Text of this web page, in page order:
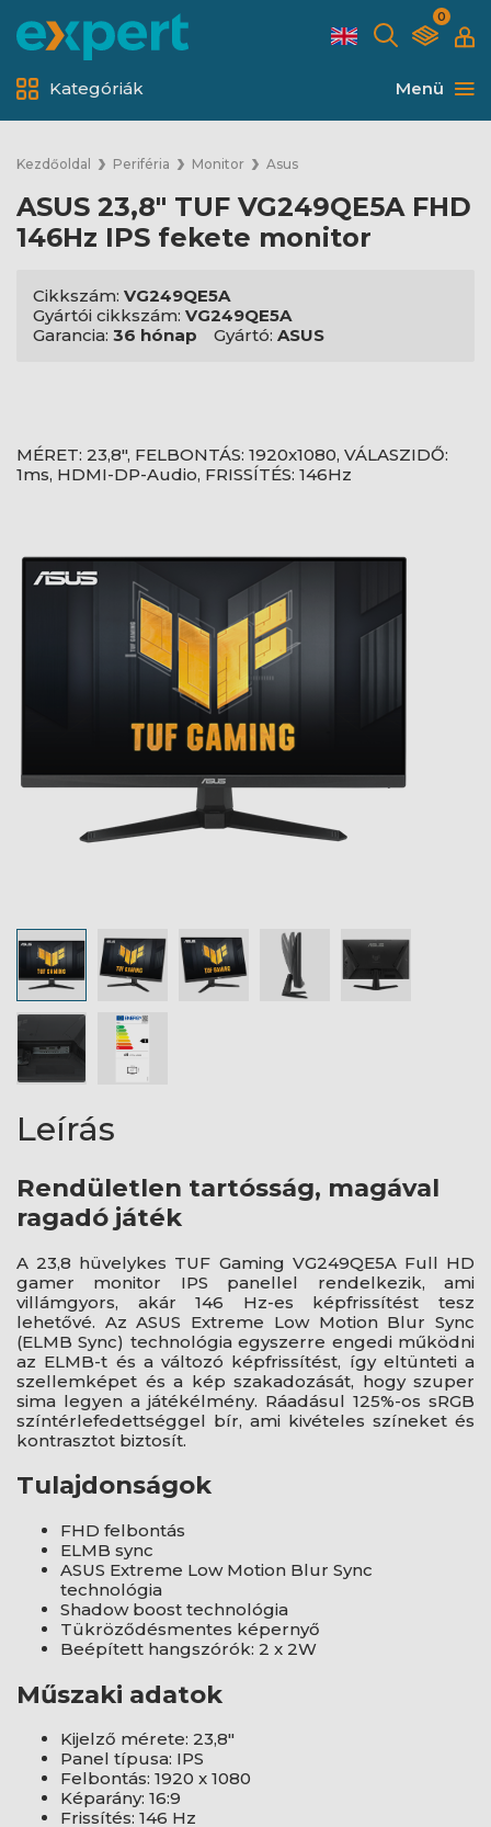
0
Menü
Kategóriák
Kezdőoldal Periféria Monitor Asus
ASUS 23,8" TUF VG249QE5A FHD
146Hz IPS fekete monitor
Cikkszám: VG249QE5A
Gyártói cikkszám: VG249QE5A
Garancia: 36 hónap Gyártó: ASUS
MÉRET: 23,8", FELBONTÁS: 1920x1080, VÁLASZIDŐ:
1ms, HDMI-DP-Audio, FRISSÍTÉS: 146Hz
Leírás
Rendületlen tartósság, magával
ragadó játék
A 23,8 hüvelykes TUF Gaming VG249QE5A Full HD
gamer monitor IPS panellel rendelkezik, ami
villámgyors, akár 146 Hz-es képfrissítést tesz
lehetővé. Az ASUS Extreme Low Motion Blur Sync
(ELMB Sync) technológia egyszerre engedi működni
az ELMB-t és a változó képfrissítést, így eltünteti a
szellemképet és a kép szakadozását, hogy szuper
sima legyen a játékélmény. Ráadásul 125%-os sRGB
színtérlefedettséggel bír, ami kivételes színeket és
kontrasztot biztosít.
Tulajdonságok
FHD felbontás
ELMB sync
ASUS Extreme Low Motion Blur Sync
technológia
Shadow boost technológia
Tükröződésmentes képernyő
Beépített hangszórók: 2 x 2W
Műszaki adatok
Kijelző mérete: 23,8"
Panel típusa: IPS
Felbontás: 1920 x 1080
Képarány: 16:9
Frissítés: 146 Hz